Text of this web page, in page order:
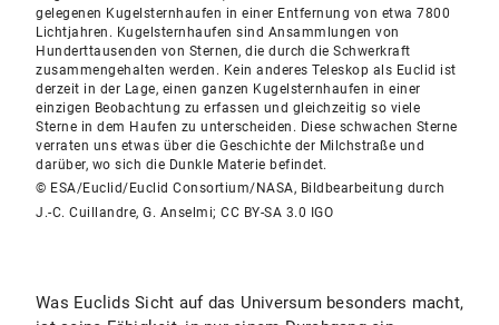
gelegenen Kugelsternhaufen in einer Entfernung von etwa 7800
Lichtjahren. Kugelsternhaufen sind Ansammlungen von
Hunderttausenden von Sternen, die durch die Schwerkraft
zusammengehalten werden. Kein anderes Teleskop als Euclid ist
derzeit in der Lage, einen ganzen Kugelsternhaufen in einer
einzigen Beobachtung zu erfassen und gleichzeitig so viele
Sterne in dem Haufen zu unterscheiden. Diese schwachen Sterne
verraten uns etwas über die Geschichte der Milchstraße und
darüber, wo sich die Dunkle Materie befindet.
© ESA/Euclid/Euclid Consortium/NASA, Bildbearbeitung durch
J.-C. Cuillandre, G. Anselmi; CC BY-SA 3.0 IGO
Was Euclids Sicht auf das Universum besonders macht,